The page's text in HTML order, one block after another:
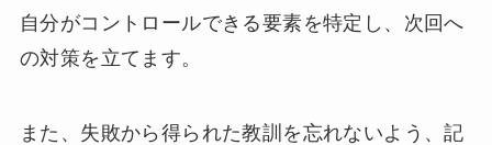
自分がコントロールできる要素を特定し、次回へ
の対策を立てます。
また、失敗から得られた教訓を忘れないよう、記